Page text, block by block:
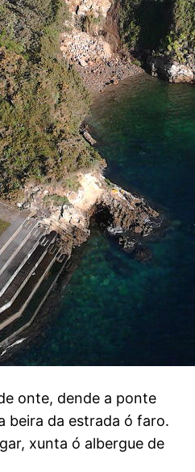
onte, dende a ponte
beira da estrada ó faro.
xunta ó albergue de